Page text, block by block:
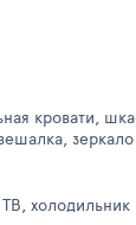
кровати,
зеркало
холодильник